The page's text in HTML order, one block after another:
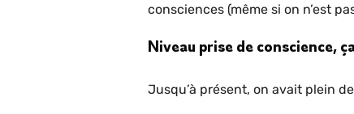
consciences (même si on n’est
Niveau prise de conscience,
Jusqu’à présent, on avait plein